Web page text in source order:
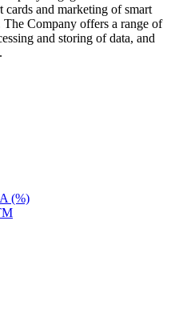
and marketing of smart
Company offers a range of
and storing of data, and
(%)